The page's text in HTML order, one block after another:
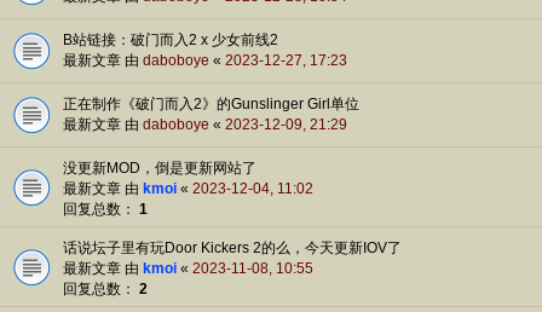
B站链接：破门而入2 x 少女前线2
最新文章 由 daboboye « 2023-12-27, 17:23
正在制作《破门而入2》的Gunslinger Girl单位
最新文章 由 daboboye « 2023-12-09, 21:29
没更新MOD，倒是更新网站了
最新文章 由 kmoi « 2023-12-04, 11:02
回复总数： 1
话说坛子里有玩Door Kickers 2的么，今天更新IOV了
最新文章 由 kmoi « 2023-11-08, 10:55
回复总数： 2